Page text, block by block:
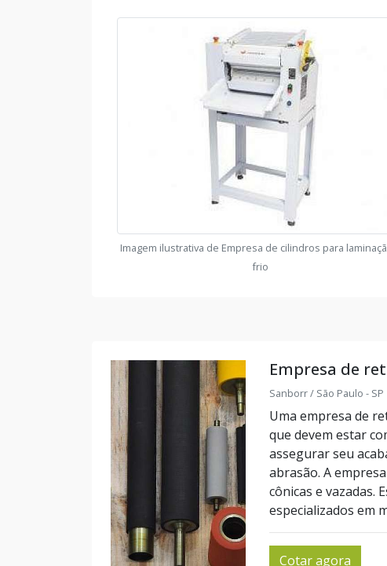
Imagem ilustrativa de Empresa de cilindros para
frio
Empresa de
Sanborr / São Paulo - SP
Uma empresa de
que devem estar
assegurar seu
abrasão. A
cônicas e vazadas.
especializados em
Cotar agora